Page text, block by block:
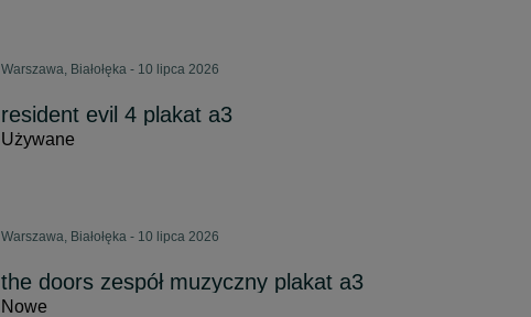
Warszawa, Białołęka - 10 lipca 2026
resident evil 4 plakat a3
Używane
Warszawa, Białołęka - 10 lipca 2026
the doors zespół muzyczny plakat a3
Nowe